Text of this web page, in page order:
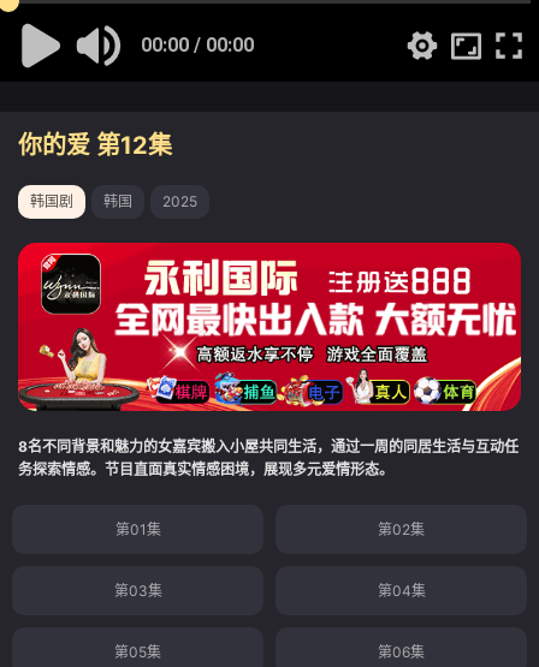
00:00 / 00:00
你的爱 第12集
韩国剧 韩国 2025
8名不同背景和魅力的女嘉宾搬入小屋共同生活，通过一周的同居生活与互动任
务探索情感。节目直面真实情感困境，展现多元爱情形态。
第01集 第02集
第03集 第04集
第05集 第06集